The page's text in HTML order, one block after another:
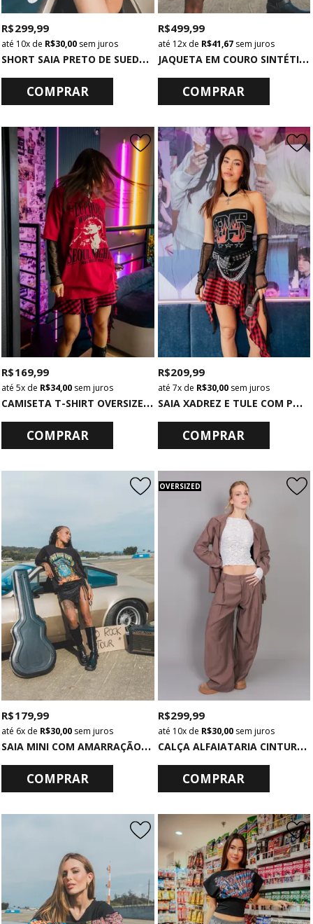
S
HORT SAIA PRETO DE SUEDE COM METAIS FRENTE
R$ 299,99
10x de R$ 30,00 sem juros
COMPRAR
J
AQUETA EM COURO SINTÉTICO COM FRANJAS
R$ 499,99
12xde R$ 41,67sem juros
COMPRAR
C
AMISETA T-SHIRT OVERSIZED VERMELHA EUPHORIA
R$ 169,99
5x de R$ 34,00 sem juros
COMPRAR
S
AIA XADREZ E TULE COM PONTAS
R$ 209,99
7xde R$ 30,00sem juros
COMPRAR
S
AIA MINI COM AMARRAÇÃO DE PAETÊ PRETO
R$ 179,99
6x de R$ 30,00 sem juros
COMPRAR
OVERSIZED
C
ALÇA ALFAIATARIA CINTURA BAIXA MARROM
R$ 299,99
10xde R$ 30,00sem juros
COMPRAR